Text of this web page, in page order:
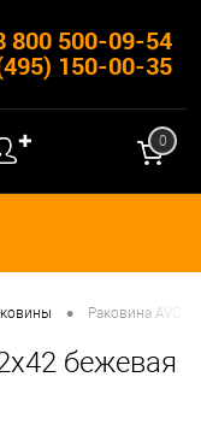
800 500-09-54
150-00-35
✚ 0
• Раковина AVS
бежевая